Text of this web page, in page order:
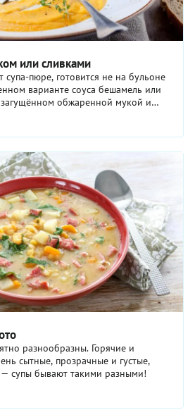
или сливками
супа-пюре, готовится не на бульоне
варианте соуса бешамель или
обжаренной мукой и
смесью яичных ...
разнообразны. Горячие и
сытные, прозрачные и густые,
супы бывают такими разными!